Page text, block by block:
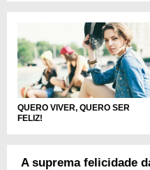
QUERO VIVER, QUERO SER
FELIZ!
A suprema felicidade